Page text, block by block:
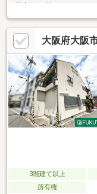
居室約６帖のゆとりあ
バルコニー・室内リフ
の距離で日々の買い物
中旬）・クロス張替え
設案内・万代巽南店：
加美北6丁目店：約
約450ｍ（徒歩7分）
等※再建築不可
大阪府大阪
3階建て以上
所有権